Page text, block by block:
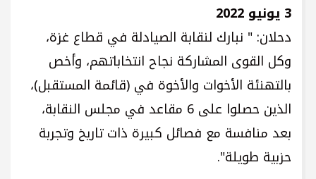
3 يونيو 2022
دحلان: " نبارك لنقابة الصيادلة في قطاع غزة،
وكل القوى المشاركة نجاح انتخاباتهم، وأخص
بالتهنئة الأخوات والأخوة في (قائمة المستقبل)،
الذين حصلوا على 6 مقاعد في مجلس النقابة،
بعد منافسة مع فصائل كبيرة ذات تاريخ وتجربة
حزبية طويلة".